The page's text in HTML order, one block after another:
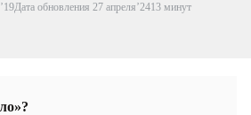
Дата обновления 27 апреля’2413 минут